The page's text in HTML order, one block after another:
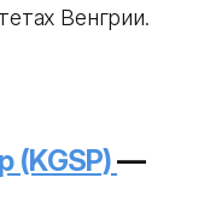
Венгрии.
(KGSP)—